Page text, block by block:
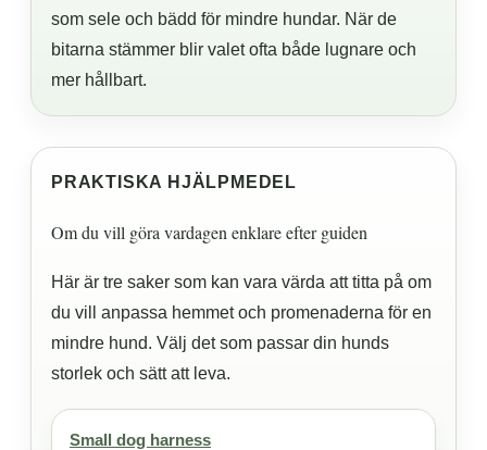
som sele och bädd för mindre hundar. När de
bitarna stämmer blir valet ofta både lugnare och
mer hållbart.
PRAKTISKA HJÄLPMEDEL
Om du vill göra vardagen enklare efter guiden
Här är tre saker som kan vara värda att titta på om
du vill anpassa hemmet och promenaderna för en
mindre hund. Välj det som passar din hunds
storlek och sätt att leva.
Small dog harness